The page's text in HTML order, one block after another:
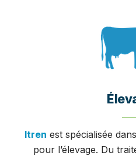
Itren est spécialisée
pour l’élevage. Du